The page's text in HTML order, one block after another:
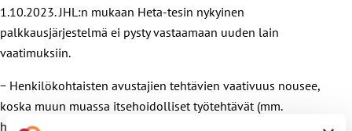
1.10.2023. JHL:n mukaan Heta-tesin nykyinen
palkkausjärjestelmä ei pysty vastaamaan uuden lain
vaatimuksiin.
− Henkilökohtaisten avustajien tehtävien vaativuus nousee,
koska muun muassa itsehoidolliset työtehtävät (mm.
hengityslaitteen käyttö, lääkkeiden jakaminen, haavahoito ja